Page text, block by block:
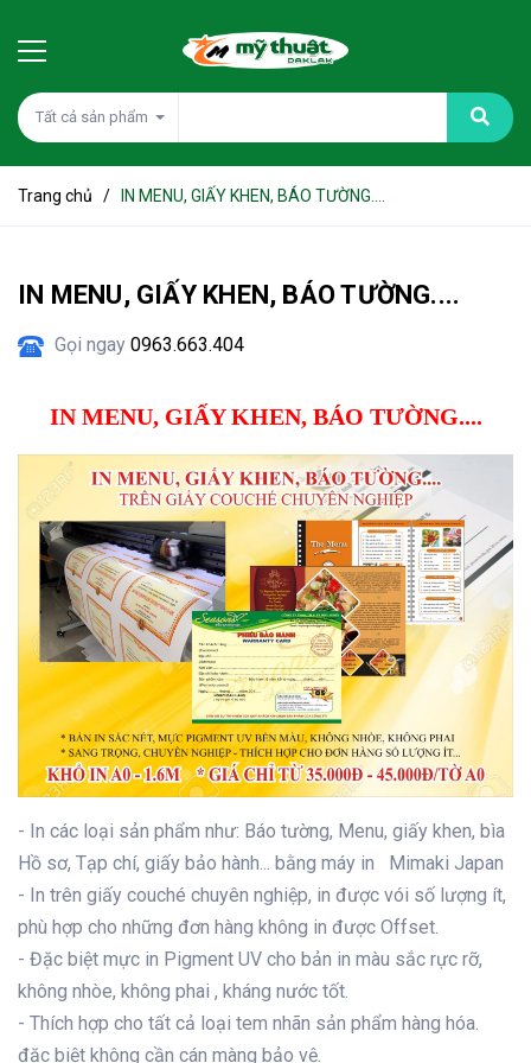
Tất cả sản phẩm
Trang chủ / IN MENU, GIẤY KHEN, BÁO TƯỜNG....
IN MENU, GIẤY KHEN, BÁO TƯỜNG....
Gọi ngay 0963.663.404
IN MENU, GIẤY KHEN, BÁO TƯỜNG....
- In các loại sản phẩm như: Báo tường, Menu, giấy khen, bìa
Hồ sơ, Tạp chí, giấy bảo hành... bằng máy in Mimaki Japan
- In trên giấy couché chuyên nghiệp, in được vói số lượng ít,
phù hợp cho những đơn hàng không in được Offset.
- Đặc biệt mực in Pigment UV cho bản in màu sắc rực rỡ,
không nhòe, không phai , kháng nước tốt.
- Thích hợp cho tất cả loại tem nhãn sản phẩm hàng hóa.
đặc biệt không cần cán màng bảo vệ.